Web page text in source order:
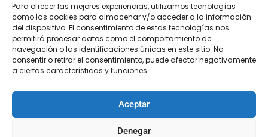
Para ofrecer las mejores experiencias, utilizamos tecnologías
como las cookies para almacenar y/o acceder a la información
del dispositivo. El consentimiento de estas tecnologías nos
permitirá procesar datos como el comportamiento de
navegación o las identificaciones únicas en este sitio. No
consentir o retirar el consentimiento, puede afectar negativamente
a ciertas características y funciones.
Aceptar
Denegar
Descripción Información adicional
Descripción
vestidos de salsa y todo tipo de espectáculos…